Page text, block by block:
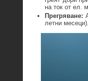
на ток от ел.
Прегряване:
летни